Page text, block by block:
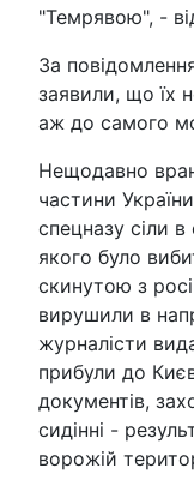
"Темрявою", -
За
заявили, що їх
аж до самого
Нещодавно
частини
спецназу сіли
якого було
скинутою з
вирушили в
журналісти
прибули до
документів,
сидінні -
ворожій